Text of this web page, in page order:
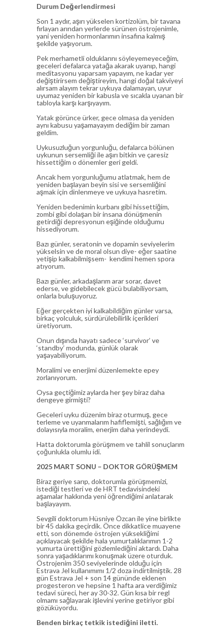
Durum Değerlendirmesi
Son 1 aydır, aşırı yükselen kortizolüm, bir tavana
fırlayan arından yerlerde sürünen östrojenimle,
yani yeniden hormonlarımın insafına kalmış
şekilde yaşıyorum.
Pek merhametli olduklarını söyleyemeyeceğim,
geceleri defalarca yatağa akarak uyanıp, hangi
meditasyonu yaparsam yapayım, ne kadar yer
değiştirirsem değiştireyim, hangi doğal takviyeyi
alırsam alayım tekrar uykuya dalamayan, uyur
uyumaz yeniden bir kabusla ve sıcakla uyanan bir
tabloyla karşı karşıyayım.
Yatak görünce ürker, gece olmasa da yeniden
aynı kabusu yaşamayayım dediğim bir zaman
geldim.
Uykusuzluğun yorgunluğu, defalarca bölünen
uykunun sersemliği ile aşırı bitkin ve çaresiz
hissettiğim o dönemler geri geldi.
Ancak hem yorgunluğumu atlatmak, hem de
yeniden başlayan beyin sisi ve sersemliğini
aşmak için dinlenmeye ve uykuya hasretim.
Yeniden bedenimin kurbanı gibi hissettiğim,
zombi gibi dolaşan bir insana dönüşmenin
getirdiği depresyonun eşiğinde olduğumu
hissediyorum.
Bazı günler, seratonin ve dopamin seviyelerim
yükselsin ve de moral olsun diye- eğer saatine
yetişip kalkabilmişsem- kendimi hemen spora
atıyorum.
Bazı günler, arkadaşlarım arar sorar, davet
ederse, ve gidebilecek gücü bulabiliyorsam,
onlarla buluşuyoruz.
Eğer gerçekten iyi kalkabildiğim günler varsa,
birkaç yolculuk, sürdürülebilirlik içerikleri
üretiyorum.
Onun dışında hayatı sadece ‘survivor’ ve
‘standby’ modunda, günlük olarak
yaşayabiliyorum.
Moralimi ve enerjimi düzenlemekte epey
zorlanıyorum.
Oysa geçtiğimiz aylarda her şey biraz daha
dengeye girmişti?
Geceleri uyku düzenim biraz oturmuş, gece
terleme ve uyanmalarım hafiflemişti, sağlığım ve
dolayısıyla moralim, enerjim daha yerindeydi.
Hatta doktorumla görüşmem ve tahlil sonuçlarım
çoğunlukla olumlu idi.
2025 MART SONU – DOKTOR GÖRÜŞMEM
Biraz geriye sarıp, doktorumla görüşmemizi,
istediği testleri ve de HRT tedavisindeki
aşamalar hakkında yeni öğrendiğimi anlatarak
başlayayım.
Sevgili doktorum Hüsniye Özcan ile yine birlikte
bir 45 dakika geçirdik. Önce dikkatlice muayene
etti, son dönemde östrojen yüksekliğimi
açıklayacak şekilde hala yumurtalıklarımın 1-2
yumurta ürettiğini gözlemlediğini aktardı. Daha
sonra yaşadıklarımı konuşmak üzere oturduk.
Östrojenim 350 seviyelerinde olduğu için
Estrava Jel kullanımımı 1/2 doza indirtilmiştik. 28
gün Estrava Jel + son 14 gününde eklenen
progesteron ve hepsine 1 hafta ara verdiğimiz
tedavi süreci, her ay 30-32. Gün kısa bir regl
olmamı sağlayarak işlevini yerine getiriyor gibi
gözüküyordu.
Benden birkaç tetkik istediğini iletti.